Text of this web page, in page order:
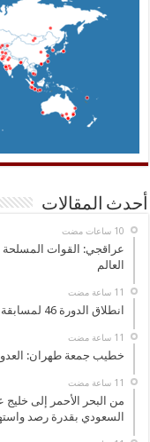
أحدث المقالات
عراقجي: القوات المسلحة
العالم
انطلاق الدورة 46 لمسابقة القرآن الدولية في مكة
خطيب جمعة طهران: العدو
من البحر الأحمر إلى خليج
السعودي بقدرة رصد